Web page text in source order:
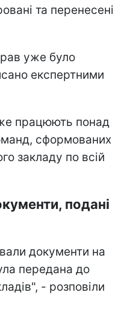
та перенесені
уже було
експертними
працюють понад
сформованих
закладу по всій
подані
документи на
передана до
- розповіли